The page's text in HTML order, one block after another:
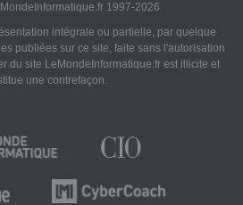
1997-2026
intégrale ou partielle, par quelque
publiées sur ce site, faite sans l'autorisation
du site LeMondeInformatique.fr est illicite et
une contrefaçon.